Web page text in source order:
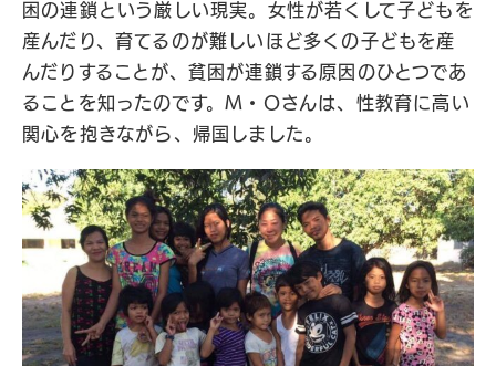
困の連鎖という厳しい現実。女性が若くして子どもを
産んだり、育てるのが難しいほど多くの子どもを産
んだりすることが、貧困が連鎖する原因のひとつであ
ることを知ったのです。M・Oさんは、性教育に高い
関心を抱きながら、帰国しました。